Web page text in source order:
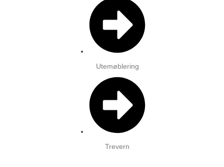
Utemøblering
Trevern